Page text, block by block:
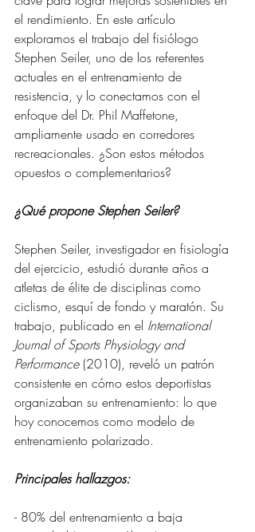
el rendimiento. En este artículo
exploramos el trabajo del fisiólogo
Stephen Seiler, uno de los referentes
actuales en el entrenamiento de
resistencia, y lo conectamos con el
enfoque del Dr. Phil Maffetone,
ampliamente usado en corredores
recreacionales. ¿Son estos métodos
opuestos o complementarios?
¿Qué propone Stephen Seiler?
Stephen Seiler, investigador en fisiología
del ejercicio, estudió durante años a
atletas de élite de disciplinas como
ciclismo, esquí de fondo y maratón. Su
trabajo, publicado en el International
Journal of Sports Physiology and
Performance (2010), reveló un patrón
consistente en cómo estos deportistas
organizaban su entrenamiento: lo que
hoy conocemos como modelo de
entrenamiento polarizado.
Principales hallazgos:
- 80% del entrenamiento a baja